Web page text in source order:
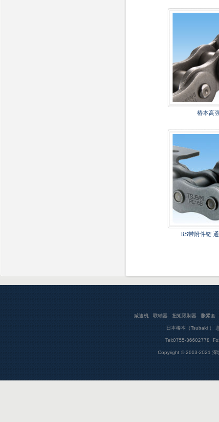
椿本高
BS带附件链
减速机 联轴器 扭矩限制器 胀紧套
日本椿本（Tsubaki ）
Tel:0755-36602778
Copyright © 2003-2021 深